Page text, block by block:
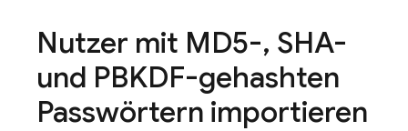
Nutzer mit MD5-, SHA-
und PBKDF-gehashten
Passwörtern importieren